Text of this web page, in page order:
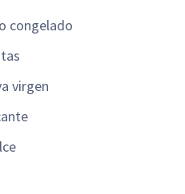
congelado
virgen